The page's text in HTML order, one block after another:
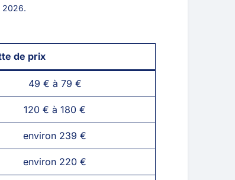
2026.
de prix
49 € à 79 €
120 € à 180 €
environ 239 €
environ 220 €